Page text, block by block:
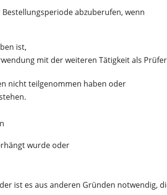
abzuberufen, wenn
ist,
mit der weiteren Tätigkeit als
nicht teilgenommen haben oder
wurde oder
ist es aus anderen Gründen notwendig,